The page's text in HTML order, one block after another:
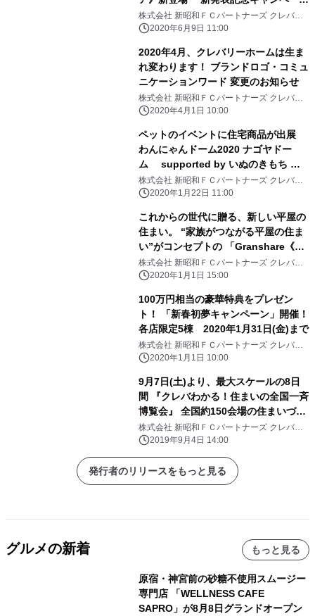
開催〔全国先着200棟〕
株式会社 新昭和ＦＣパートナーズ クレバリ
ーホームＦＣ本部
2020年6月9日 11:00
2020年4月、クレバリーホームは生ま
れ変わります！ ブランドロゴ・コミュ
ニケーションワード 変更のお知らせ
株式会社 新昭和ＦＣパートナーズ クレバリ
ーホームＦＣ本部
2020年4月1日 10:00
ペットのイベントに住宅商品が出展
わんにゃんドーム2020 ナゴヤドー
ム supported by いぬのきもち ね
このきもち ペット共生住宅
「inumo(イヌモ)」出展！ 開催期
間：1月25日(土)・26日(日)
株式会社 新昭和ＦＣパートナーズ クレバリ
ーホームＦＣ本部
2020年1月22日 11:00
これからの世代に贈る、新しい平屋の
住まい。 “家族がつながる平屋の住ま
い”がコンセプトの 「Granshare《グ
ランシェア》」誕生！
株式会社 新昭和ＦＣパートナーズ クレバリ
ーホームＦＣ本部
2020年1月1日 15:00
100万円相当の豪華特典をプレゼン
ト！ 「新春初夢キャンペーン」開催！
各店限定5棟 2020年1月31日(金)まで
株式会社 新昭和ＦＣパートナーズ クレバリ
ーホームＦＣ本部
2020年1月1日 10:00
9月7日(土)より、最大スケールの8日
間 『クレバわかる！住まいの全国一斉
博覧会』 全国約150会場の住まいづく
り現場で同時開催！
株式会社 新昭和ＦＣパートナーズ クレバリ
ーホームＦＣ本部
2019年9月4日 14:00
発行者のリリースをもっと見る
グルメの新着 もっと見る
原宿・神宮前の砂糖不使用スムージー
専門店 「WELLNESS CAFE
SAPRO」が8月8日グランドオープン